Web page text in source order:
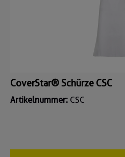
CoverStar® Schürze CSC
Artikelnummer: CSC